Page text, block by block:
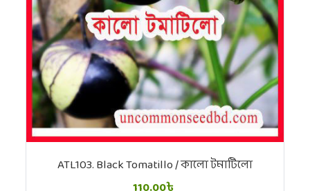
ATL103. Black Tomatillo / কালো টমাটিলো